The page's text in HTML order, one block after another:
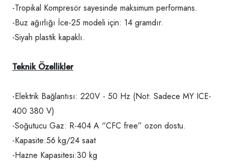
-Tropikal Kompresör sayesinde maksimum performans.
-Buz ağırlığı İce-25 modeli için: 14 gramdır.
-Siyah plastik kapaklı.
Teknik Özellikler
-Elektrik Bağlantısı: 220V - 50 Hz (Not: Sadece MY ICE-
400 380 V)
-Soğutucu Gaz: R-404 A “CFC free” ozon dostu.
-Kapasite:56 kg/24 saat
-Hazne Kapasitesi:30 kg